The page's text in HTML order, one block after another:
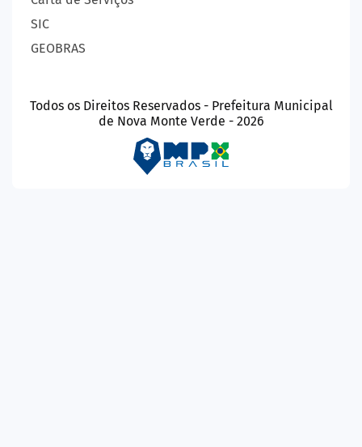
SIC
GEOBRAS
Todos os Direitos Reservados - Prefeitura Municipal
de Nova Monte Verde - 2026